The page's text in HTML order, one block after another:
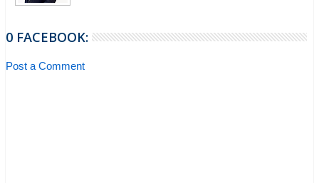
0 FACEBOOK:
Post a Comment